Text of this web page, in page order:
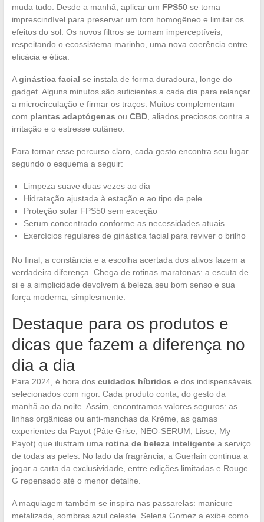
muda tudo. Desde a manhã, aplicar um FPS50se torna
imprescindível para preservar um tom homogêneo e limitar os
efeitos do sol. Os novos filtros se tornam imperceptíveis,
respeitando o ecossistema marinho, uma nova coerência entre
eficácia e ética.
Aginástica facial se instala de forma duradoura, longe do
gadget. Alguns minutos são suficientes a cada dia para relançar
a microcirculação e firmar os traços. Muitos complementam
com plantas adaptógenas ou CBD, aliados preciosos contra a
irritação e o estresse cutâneo.
Para tornar esse percurso claro, cada gesto encontra seu lugar
segundo o esquema a seguir:
Limpeza suave duas vezes ao dia
Hidratação ajustada à estação e ao tipo de pele
Proteção solar FPS50 sem exceção
Serum concentrado conforme as necessidades atuais
Exercícios regulares de ginástica facial para reviver o brilho
No final, a constância e a escolha acertada dos ativos fazem a
verdadeira diferença. Chega de rotinas maratonas: a escuta de
si e a simplicidade devolvem à beleza seu bom senso e sua
força moderna, simplesmente.
Destaque para os produtos e
dicas que fazem a diferença no
dia a dia
Para 2024, é hora dos cuidados híbridos e dos indispensáveis
selecionados com rigor. Cada produto conta, do gesto da
manhã ao da noite. Assim, encontramos valores seguros: as
linhas orgânicas ou anti-manchas da Krème, as gamas
experientes da Payot (Pâte Grise, NEO-SERUM, Lisse, My
Payot) que ilustram uma rotina de beleza inteligentea serviço
de todas as peles. No lado da fragrância, a Guerlain continua a
jogar a carta da exclusividade, entre edições limitadas e Rouge
G repensado até o menor detalhe.
A maquiagem também se inspira nas passarelas: manicure
metalizada, sombras azul celeste. Selena Gomez a exibe como